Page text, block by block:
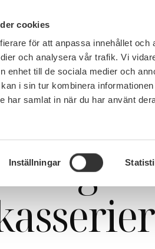
cookies
för att anpassa innehållet och
och analysera vår trafik. Vi
enhet till de sociala medier och
i sin tur kombinera
har samlat in när du har använt
Inställningar
JOBB, LÖN OCH